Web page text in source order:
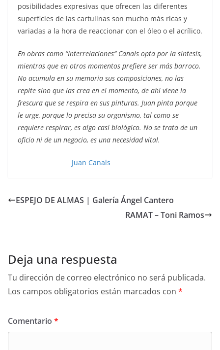
posibilidades expresivas que ofrecen las diferentes
superficies de las cartulinas son mucho más ricas y
variadas a la hora de reaccionar con el óleo o el acrílico.
En obras como “Interrelaciones” Canals opta por la síntesis,
mientras que en otros momentos prefiere ser más barroco.
No acumula en su memoria sus composiciones, no las
repite sino que las crea en el momento, de ahí viene la
frescura que se respira en sus pinturas. Juan pinta porque
le urge, porque lo precisa su organismo, tal como se
requiere respirar, es algo casi biológico. No se trata de un
oficio ni de un negocio, es una necesidad vital.
Juan Canals
ESPEJO DE ALMAS | Galería Ángel Cantero
RAMAT – Toni Ramos
Deja una respuesta
Tu dirección de correo electrónico no será publicada.
Los campos obligatorios están marcados con *
Comentario *